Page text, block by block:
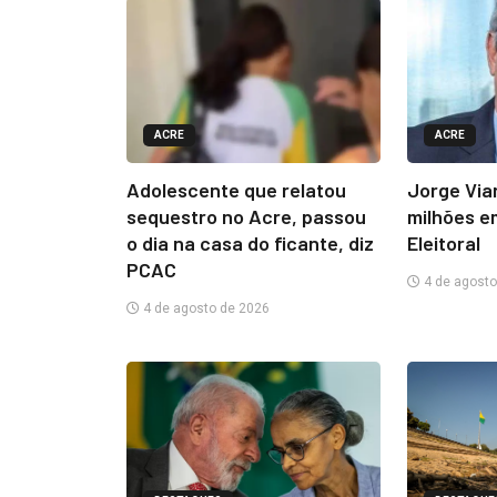
ACRE
Adolescente que relatou
sequestro no Acre, passou
o dia na casa do ficante, diz
PCAC
4 de agosto de 2026
ACRE
Jorge
milhões
Eleitoral
4 de